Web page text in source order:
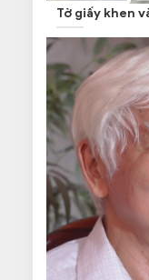
Tờ giấy khen